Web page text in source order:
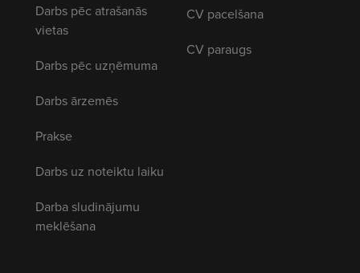
Darbs pēc atrašanās
vietas
Darbs pēc uzņēmuma
Darbs ārzemēs
Prakse
Darbs uz noteiktu laiku
Darba sludinājumu
meklēšana
CV pacelšana
CV paraugs